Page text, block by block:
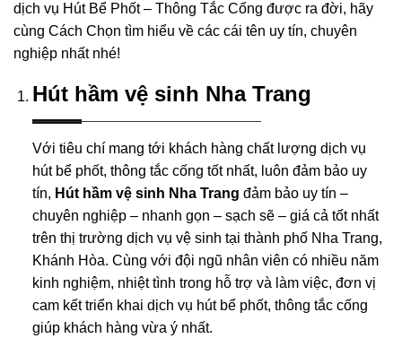
dịch vụ Hút Bể Phốt – Thông Tắc Cống được ra đời, hãy
cùng Cách Chọn tìm hiểu về các cái tên uy tín, chuyên
nghiệp nhất nhé!
Hút hầm vệ sinh Nha Trang
Với tiêu chí mang tới khách hàng chất lượng dịch vụ
hút bể phốt, thông tắc cống tốt nhất, luôn đảm bảo uy
tín, Hút hầm vệ sinh Nha Trang đảm bảo uy tín –
chuyên nghiệp – nhanh gọn – sạch sẽ – giá cả tốt nhất
trên thị trường dịch vụ vệ sinh tại thành phố Nha Trang,
Khánh Hòa. Cùng với đội ngũ nhân viên có nhiều năm
kinh nghiệm, nhiệt tình trong hỗ trợ và làm việc, đơn vị
cam kết triển khai dịch vụ hút bể phốt, thông tắc cống
giúp khách hàng vừa ý nhất.